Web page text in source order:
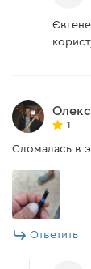
1
Сломалась в
Ответить